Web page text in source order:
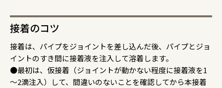
接着のコツ
接着は、パイプをジョイントを差し込んだ後、パイプとジョ
イントのすき間に接着液を注入して溶着します。
●最初は、仮接着（ジョイントが動かない程度に接着液を1
～2滴注入）して、間違いのないことを確認してから本接着